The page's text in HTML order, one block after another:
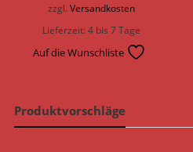
zzgl.Versandkosten
Lieferzeit:4 bis 7 Tage
Auf die Wunschliste
Produktvorschläge